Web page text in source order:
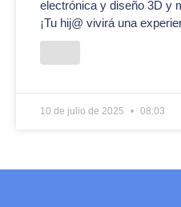
electrónica y diseño 3D y
¡Tu hij@ vivirá una
10 de julio de 2025 08:03